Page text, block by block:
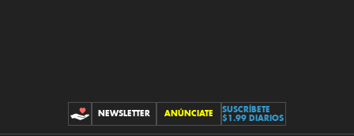
CONTRIBUCIONES
NEWSLETTER ANÚNCIATE
SUSCRÍBETE
$1.99 DIARIOS